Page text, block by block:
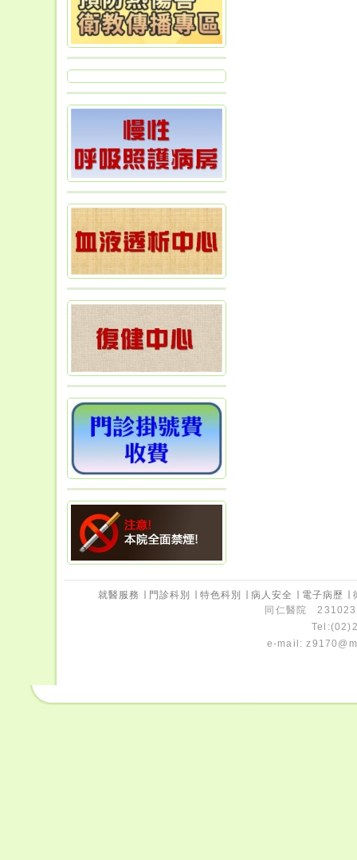
就醫服務 門診科別 ∣特色科別 ∣病人安全 電子病歷 ∣
同仁醫院
e-mail: